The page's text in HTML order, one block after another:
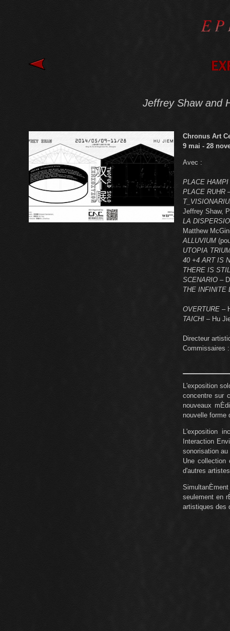
Jeffrey Shaw and
Chronus Art
9 mai - 28
Avec :
PLACE HAMPI
PLACE RUHR
Jeffrey Shaw,
LA
Matthew
ALLUVIUM
UTOPIA
40 +4 ART IS
THERE IS
SCENARIO–
THE INFINITE
OVERTURE –
TAICHI– Hu
Directeur
Commissaires
L'exposition
concentre sur
nouveaux
nouvelle forme
L'exposition
Interaction
sonorisation
Une
d'autres
seulement en
artistiques des